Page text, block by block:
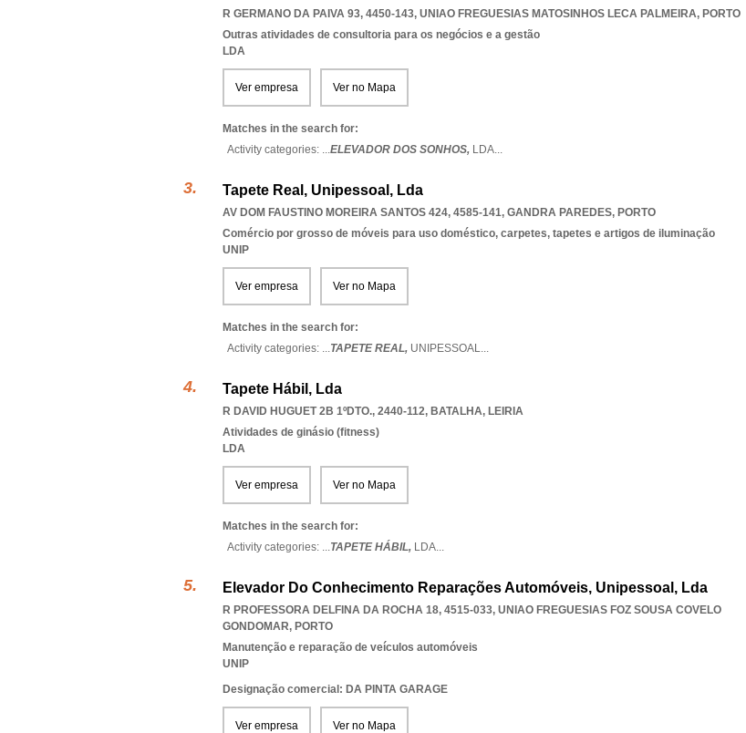
R GERMANO DA PAIVA 93, 4450-143, UNIAO FREGUESIAS MATOSINHOS LECA PALMEIRA, PORTO
Outras atividades de consultoria para os negócios e a gestão
LDA
Ver empresa Ver no Mapa
Matches in the search for:
Activity categories: ...ELEVADOR DOS SONHOS, LDA...
Tapete Real, Unipessoal, Lda
AV DOM FAUSTINO MOREIRA SANTOS 424, 4585-141, GANDRA PAREDES, PORTO
Comércio por grosso de móveis para uso doméstico, carpetes, tapetes e artigos de iluminação
UNIP
Ver empresa Ver no Mapa
Matches in the search for:
Activity categories: ...TAPETE REAL, UNIPESSOAL...
Tapete Hábil, Lda
R DAVID HUGUET 2B 1ºDTO., 2440-112, BATALHA, LEIRIA
Atividades de ginásio (fitness)
LDA
Ver empresa Ver no Mapa
Matches in the search for:
Activity categories: ...TAPETE HÁBIL, LDA...
Elevador Do Conhecimento Reparações Automóveis, Unipessoal, Lda
R PROFESSORA DELFINA DA ROCHA 18, 4515-033, UNIAO FREGUESIAS FOZ SOUSA COVELO
GONDOMAR, PORTO
Manutenção e reparação de veículos automóveis
UNIP
Designação comercial: DA PINTA GARAGE
Ver empresa Ver no Mapa